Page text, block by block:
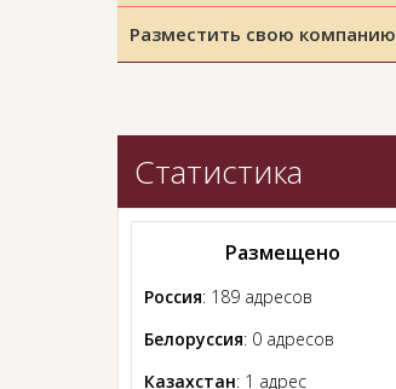
Разместить свою компанию
Статистика
Размещено
Россия: 189 адресов
Белоруссия: 0 адресов
Казахстан: 1 адрес